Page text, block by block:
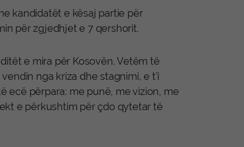
kandidatët e kësaj partie për
për zgjedhjet e 7 qershorit.
e mira për Kosovën. Vetëm të
nga kriza dhe stagnimi, e t’i
ecë përpara: me punë, me vizion, me
e përkushtim për çdo qytetar të